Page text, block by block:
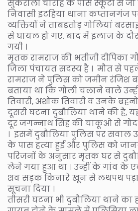
सुकरौली चौराहे के पास स्कूटी से जा
निवासी इटहिया थाना कप्तानगंज
व्यक्तियों ने ताबड़तोड़ गोलियां
से घायल हो गए. बाद में इलाज के
गयी ।
मृतक रामराज की भतीजी दीपिका
जिला पंचायत सदस्य है । मौत से
रामराज ने पुलिस को जमीन रंजिश
बताया था कि गोली चलाने वाले
तिवारी, अशोक तिवारी व उनके
दूसरी घटना दुबौलिया थाने की है,
दूर जगन्नाथ सिंह की चाकूओ से गोद
। इसमें दुबौलिया पुलिस पर सवाल
के पास हत्या हुई और पुलिस को
परिजनों के अनुसार मृतक घर से
लेने गया हुआ था । उन्हीं के गांव के
शव सड़क किनारे खून से लथपथ
सूचना दिया ।
तीसरी घटना भी दुबौलिया थाने का